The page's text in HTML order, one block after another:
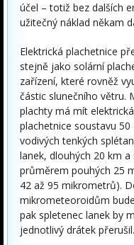
účel – totiž bez dalších
užitečný náklad někam
Elektrická plachetnice
stejně jako solární
zařízení, které rovněž
částic slunečního větru.
plachty má mít elektrická
plachetnice soustavu 50
vodivých tenkých
lanek, dlouhých 20 km a
průměrem pouhých 25
42 až 95 mikrometrů).
mikrometeoroidům
pak spletenec lanek by
jednotlivý drátek přerušil.